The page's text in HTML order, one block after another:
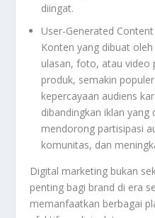
diingat.
User-Generated Content
Konten yang dibuat
ulasan, foto, atau video
produk, semakin
kepercayaan audiens
dibandingkan iklan yang
mendorong partisipasi
komunitas, dan
Digital marketing bukan
penting bagi brand di era
memanfaatkan berbagai